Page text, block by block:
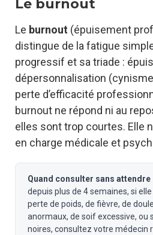
Le burnout
Le burnout (épuisement
distingue de la fatigue
progressif et sa triade :
dépersonnalisation
perte d’efficacité
burnout ne répond ni au
elles sont trop courtes. Elle
en charge médicale et
Quand consulter sans attendre
depuis plus de 4 semaines, si
perte de poids, de fièvre, de
anormaux, de soif excessive, ou
noires, consultez votre médecin